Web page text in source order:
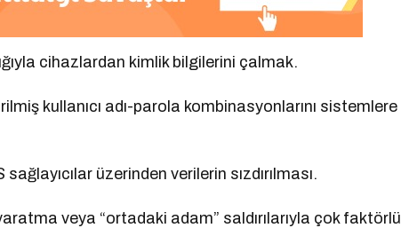
cihazlardan kimlik bilgilerini çalmak.
kullanıcı adı-parola kombinasyonlarını sistemlere
üzerinden verilerin sızdırılması.
veya “ortadaki adam” saldırılarıyla çok faktörlü